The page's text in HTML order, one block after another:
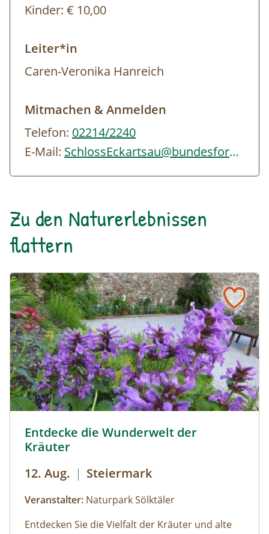
Kinder: € 10,00
Leiter*in
Caren-Veronika Hanreich
Mitmachen & Anmelden
Telefon: 02214/2240
E-Mail:
SchlossEckartsau@bundesforste.at
Zu den Naturerlebnissen
flattern
Entdecke die Wunderwelt der
Kräuter
12. Aug. | Steiermark
Veranstalter: Naturpark Sölktäler
Entdecken Sie die Vielfalt der Kräuter und alte